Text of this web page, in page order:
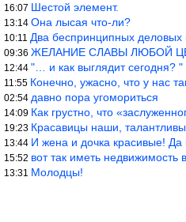
16:07 Шестой элемент.
13:14 Она лысая что-ли?
10:11 Два беспринципных деловых
09:36 ЖЕЛАНИЕ СЛАВЫ ЛЮБОЙ
12:44 "… и как выглядит
11:55 Конечно, ужасно, что у нас
02:54 давно пора угомориться
14:09 Как грустно, что
19:23 Красавицы наши,
13:44 И жена и дочка красивые!
15:52 вот так иметь недвижимость в
13:31 Молодцы!